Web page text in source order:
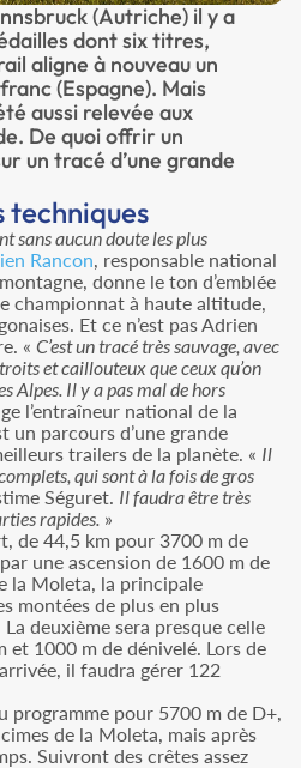
(Autriche) il y a
dont six titres,
aligne à nouveau un
(Espagne). Mais
aussi relevée aux
De quoi offrir un
un tracé d’une grande
techniques
sans aucun doute les plus
Rancon , responsable national
donne le ton d’emblée
championnat à haute altitude,
Et ce n’est pas Adrien
« C’est un tracé très sauvage, avec
et caillouteux que ceux qu’on
Alpes. Il y a pas mal de hors
l’entraîneur national de la
un parcours d’une grande
trailers de la planète. « Il
qui sont à la fois de gros
Séguret. Il faudra être très
rapides. »
de 44,5 km pour 3700 m de
une ascension de 1600 m de
la Moleta, la principale
montées de plus en plus
deuxième sera presque celle
et 1000 m de dénivelé. Lors de
il faudra gérer 122
programme pour 5700 m de D+,
de la Moleta, mais après
Suivront des crêtes assez